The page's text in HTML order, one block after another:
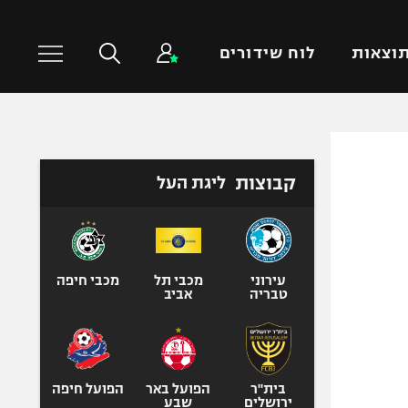
תוצאות לוח שידורים
טניס
כדורעף
ספורט אולימפי
קבוצות ליגת העל
עירוני
טבריה
מכבי תל
אביב
מכבי חיפה
בית"ר
ירושלים
הפועל באר
שבע
הפועל חיפה